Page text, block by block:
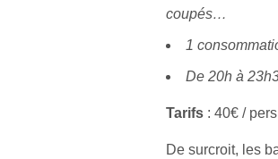
coupés…
1
De 20h à
Tarifs : 40€ /
De surcroit, les